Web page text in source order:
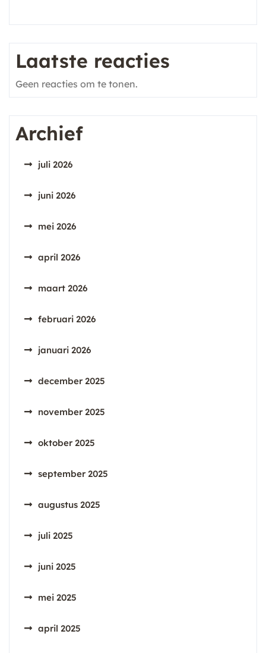
Laatste reacties
Geen reacties om te tonen.
Archief
juli 2026
juni 2026
mei 2026
april 2026
maart 2026
februari 2026
januari 2026
december 2025
november 2025
oktober 2025
september 2025
augustus 2025
juli 2025
juni 2025
mei 2025
april 2025